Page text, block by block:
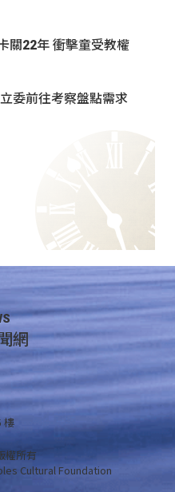
關22年 衝擊童受教權
委前往考察盤點需求
網
樓
權所有
Cultural Foundation